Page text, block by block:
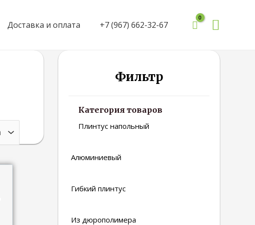
Доставка и оплата +7 (967) 662-32-67 Поиск
Фильтр
Категория товаров
Плинтус напольный
Алюминиевый
Гибкий плинтус
Из дюрополимера